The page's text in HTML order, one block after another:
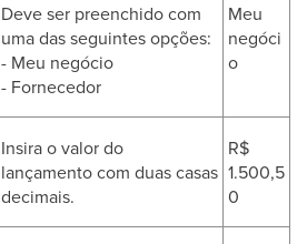
Deve ser preenchido com
uma das seguintes opções:
- Meu negócio
- Fornecedor
Meu
negóci
o
Insira o valor do
lançamento com duas casas
decimais.
R$
1.500,5
0